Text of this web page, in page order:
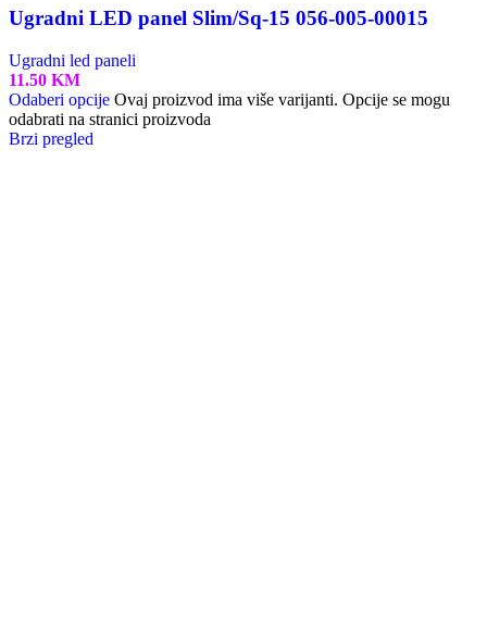
Ugradni LED panel Slim/Sq-15 056-005-00015
Ugradni led paneli
11.50 KM
Odaberi opcije Ovaj proizvod ima više varijanti. Opcije se mogu
odabrati na stranici proizvoda
Brzi pregled